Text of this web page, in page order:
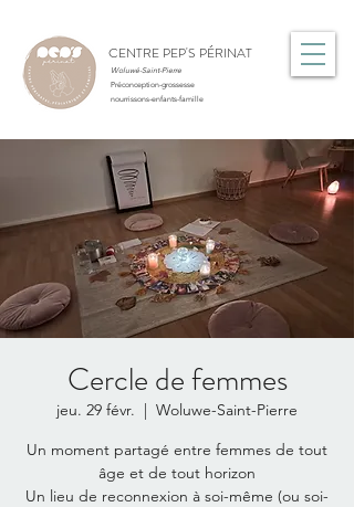
CENTRE PEP'S PÉRINAT
Woluwé-Saint-Pierre
Préconception-grossesse
nourrissons-enfants-famille
Cercle de femmes
jeu. 29 févr.
  |
Woluwe-Saint-Pierre
Un moment partagé entre femmes de tout
âge et de tout horizon
Un lieu de reconnexion à soi-même (ou soi-